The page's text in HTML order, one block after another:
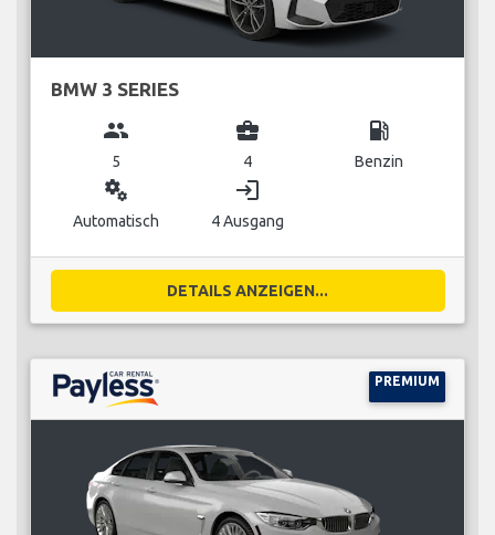
BMW 3 SERIES
group
5
business_center
4
local_gas_station
Benzin
miscellaneous_services
Automatisch
login
4 Ausgang
DETAILS ANZEIGEN...
PREMIUM